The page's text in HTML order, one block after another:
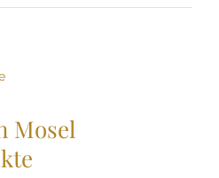
Mosel